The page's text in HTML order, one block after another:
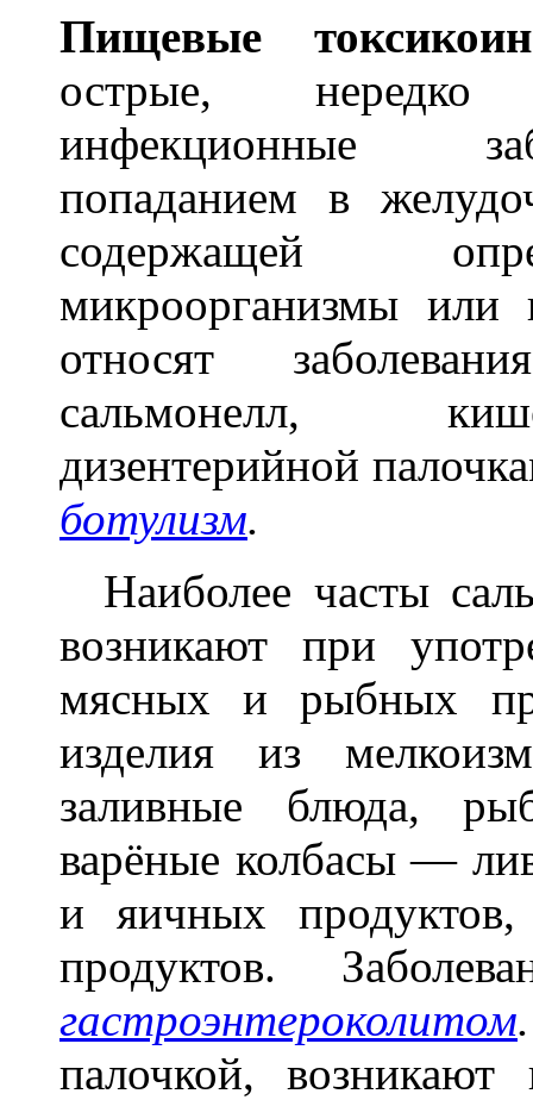
Пищевые
острые, нередко
инфекционные
попаданием в
содержащей
микроорганизмы
относят
сальмонелл,
дизентерийной
ботулизм.
Наиболее часты
возникают при
мясных и рыбных
изделия из
заливные блюда,
варёные колбасы —
и яичных
продуктов.
гастроэнтероколитом.
палочкой,